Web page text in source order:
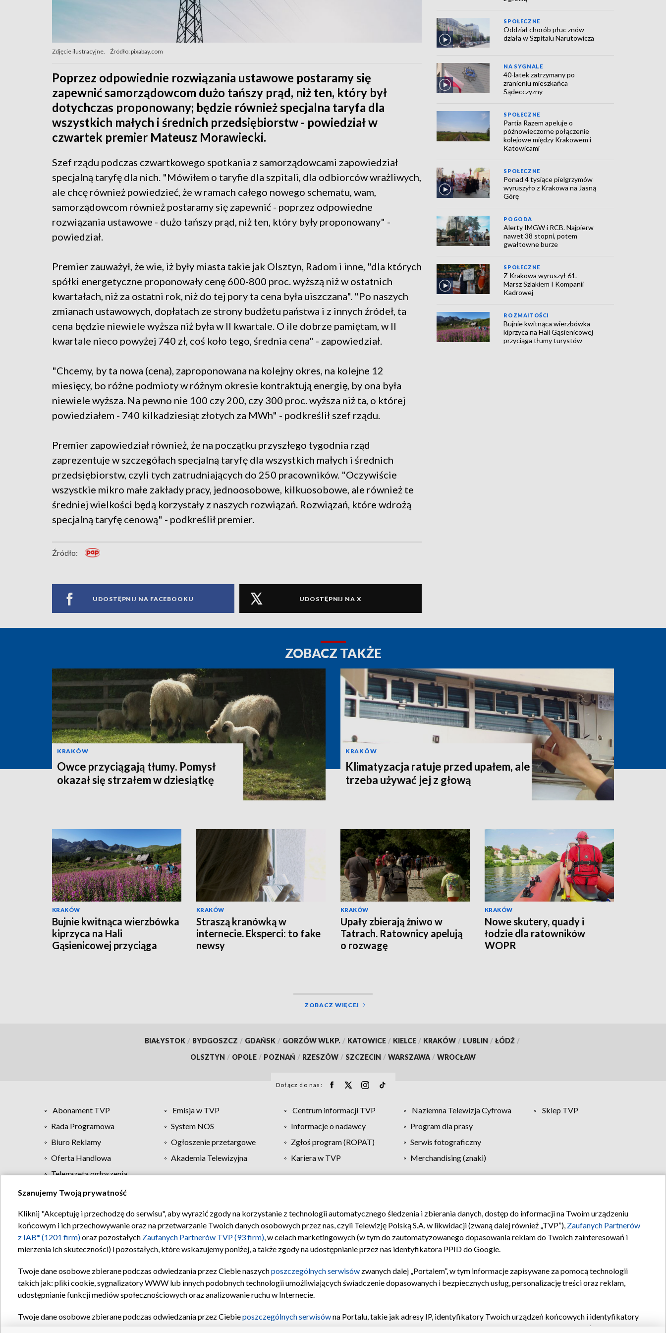
Zdjęcie ilustracyjne. Źródło: pixabay.com
Poprzez odpowiednie rozwiązania ustawowe postaramy się
zapewnić samorządowcom dużo tańszy prąd, niż ten, który był
dotychczas proponowany; będzie również specjalna taryfa dla
wszystkich małych i średnich przedsiębiorstw - powiedział w
czwartek premier Mateusz Morawiecki.
Szef rządu podczas czwartkowego spotkania z samorządowcami zapowiedział
specjalną taryfę dla nich. "Mówiłem o taryfie dla szpitali, dla odbiorców wrażliwych,
ale chcę również powiedzieć, że w ramach całego nowego schematu, wam,
samorządowcom również postaramy się zapewnić - poprzez odpowiedne
rozwiązania ustawowe - dużo tańszy prąd, niż ten, który były proponowany" -
powiedział.
Premier zauważył, że wie, iż były miasta takie jak Olsztyn, Radom i inne, "dla których
spółki energetyczne proponowały cenę 600-800 proc. wyższą niż w ostatnich
kwartałach, niż za ostatni rok, niż do tej pory ta cena była uiszczana". "Po naszych
zmianach ustawowych, dopłatach ze strony budżetu państwa i z innych źródeł, ta
cena będzie niewiele wyższa niż była w II kwartale. O ile dobrze pamiętam, w II
kwartale nieco powyżej 740 zł, coś koło tego, średnia cena" - zapowiedział.
"Chcemy, by ta nowa (cena), zaproponowana na kolejny okres, na kolejne 12
miesięcy, bo różne podmioty w różnym okresie kontraktują energię, by ona była
niewiele wyższa. Na pewno nie 100 czy 200, czy 300 proc. wyższa niż ta, o której
powiedziałem - 740 kilkadziesiąt złotych za MWh" - podkreślił szef rządu.
Premier zapowiedział również, że na początku przyszłego tygodnia rząd
zaprezentuje w szczegółach specjalną taryfę dla wszystkich małych i średnich
przedsiębiorstw, czyli tych zatrudniających do 250 pracowników. "Oczywiście
wszystkie mikro małe zakłady pracy, jednoosobowe, kilkuosobowe, ale również te
średniej wielkości będą korzystały z naszych rozwiązań. Rozwiązań, które wdrożą
specjalną taryfę cenową" - podkreślił premier.
Źródło:
UDOSTĘPNIJ NA FACEBOOKU UDOSTĘPNIJ NA X
SPOŁECZNE
Oddział chorób płuc znów
działa w Szpitalu Narutowicza
NA SYGNALE
40-latek zatrzymany po
zranieniu mieszkańca
Sądecczyzny
SPOŁECZNE
Partia Razem apeluje o
późnowieczorne połączenie
kolejowe między Krakowem i
Katowicami
SPOŁECZNE
Ponad 4 tysiące pielgrzymów
wyruszyło z Krakowa na Jasną
Górę
POGODA
Alerty IMGW i RCB. Najpierw
nawet 38 stopni, potem
gwałtowne burze
SPOŁECZNE
Z Krakowa wyruszył 61.
Marsz Szlakiem I Kompanii
Kadrowej
ROZMAITOŚCI
Bujnie kwitnąca wierzbówka
kiprzyca na Hali Gąsienicowej
przyciąga tłumy turystów
ZOBACZ TAKŻE
KRAKÓW
Owce przyciągają tłumy. Pomysł
okazał się strzałem w dziesiątkę
KRAKÓW
Klimatyzacja ratuje przed upałem, ale
trzeba używać jej z głową
KRAKÓW
Bujnie kwitnąca wierzbówka
kiprzyca na Hali
Gąsienicowej przyciąga
KRAKÓW
Straszą kranówką w
internecie. Eksperci: to fake
newsy
KRAKÓW
Upały zbierają żniwo w
Tatrach. Ratownicy apelują
o rozwagę
KRAKÓW
Nowe skutery, quady i
łodzie dla ratowników
WOPR
ZOBACZ WIĘCEJ
BIAŁYSTOK / BYDGOSZCZ / GDAŃSK / GORZÓW WLKP. / KATOWICE / KIELCE / KRAKÓW / LUBLIN / ŁÓDŹ /
OLSZTYN / OPOLE / POZNAŃ / RZESZÓW / SZCZECIN / WARSZAWA / WROCŁAW
Dołącz do nas:
Abonament TVP Emisja w TVP Centrum informacji TVP Naziemna Telewizja Cyfrowa
Sklep TVP
Rada Programowa
System NOS Informacje o nadawcy
Program dla prasy
Biuro Reklamy
Ogłoszenie przetargowe Zgłoś program (ROPAT)
Serwis fotograficzny
Oferta Handlowa
Akademia Telewizyjna Kariera w TVP
Merchandising (znaki)
Telegazeta ogłoszenia
Regulamin TVP Polityka prywatności Moje zgody Pomoc Biuro reklamy Kontakt
Szanujemy Twoją prywatność
Kliknij "Akceptuję i przechodzę do serwisu", aby wyrazić zgody na korzystanie z technologii automatycznego śledzenia i zbierania danych, dostęp do informacji na Twoim urządzeniu
końcowym i ich przechowywanie oraz na przetwarzanie Twoich danych osobowych przez nas, czyli Telewizję Polską S.A. w likwidacji (zwaną dalej również „TVP”), Zaufanych Partnerów
z IAB* (1201 firm)oraz pozostałych Zaufanych Partnerów TVP (93 firm), w celach marketingowych (w tym do zautomatyzowanego dopasowania reklam do Twoich zainteresowań i
mierzenia ich skuteczności) i pozostałych, które wskazujemy poniżej, a także zgody na udostępnianie przez nas identyfikatora PPID do Google.
Twoje dane osobowe zbierane podczas odwiedzania przez Ciebie naszychposzczególnych serwisów zwanych dalej „Portalem”, w tym informacje zapisywane za pomocą technologii
takich jak: pliki cookie, sygnalizatory WWW lub innych podobnych technologii umożliwiających świadczenie dopasowanych i bezpiecznych usług, personalizację treści oraz reklam,
udostępnianie funkcji mediów społecznościowych oraz analizowanie ruchu w Internecie.
Twoje dane osobowe zbierane podczas odwiedzania przez Ciebieposzczególnych serwisówna Portalu, takie jak adresy IP, identyfikatory Twoich urządzeń końcowych i identyfikatory
oraz pozostałych